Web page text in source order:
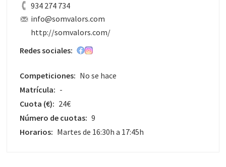
934 274 734
info@somvalors.com
http://somvalors.com/
Redes sociales:
Competiciones: No se hace
Matrícula: -
Cuota (€): 24€
Número de cuotas: 9
Horarios: Martes de 16:30h a 17:45h